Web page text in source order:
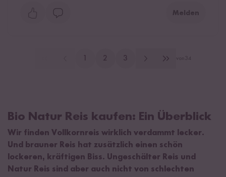
Melden
1 2 3
Bio Natur Reis kaufen: Ein Überblick
Wir finden Vollkornreis wirklich verdammt lecker.
Und brauner Reis hat zusätzlich einen schön
lockeren, kräftigen Biss. Ungeschälter Reis und
Natur Reis sind aber auch nicht von schlechten